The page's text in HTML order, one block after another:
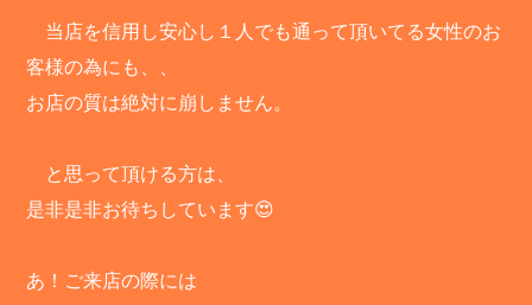
当店を信用し安心し１人でも通って頂いてる女性のお
客様の為にも、、
お店の質は絶対に崩しません。
と思って頂ける方は、
是非是非お待ちしています😍
あ！ご来店の際には